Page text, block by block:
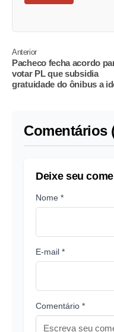
Anterior
Pacheco fecha acordo
votar PL que subsidia
gratuidade do ônibus a
Comentários
Deixe seu
Nome *
E-mail *
Comentário *